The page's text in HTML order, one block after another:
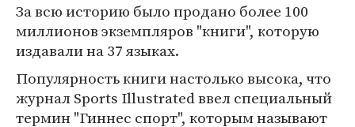
За всю историю было продано более 100
миллионов экземпляров "книги", которую
издавали на 37 языках.
Популярность книги настолько высока, что
журнал Sports Illustrated ввел специальный
термин "Гиннес спорт", которым называют